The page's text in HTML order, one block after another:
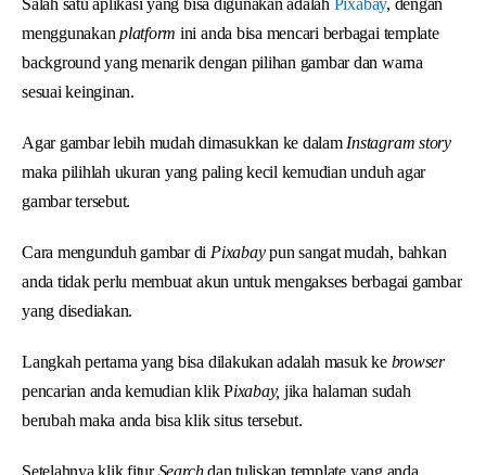
menggunakan platform ini anda bisa mencari berbagai template
background yang menarik dengan pilihan gambar dan warna
sesuai keinginan.
Agar gambar lebih mudah dimasukkan ke dalamInstagram story
maka pilihlah ukuran yang paling kecil kemudian unduh agar
gambar tersebut.
Cara mengunduh gambar di Pixabaypun sangat mudah, bahkan
anda tidak perlu membuat akun untuk mengakses berbagai gambar
yang disediakan.
Langkah pertama yang bisa dilakukan adalah masuk ke browser
pencarian anda kemudian klik Pixabay, jika halaman sudah
berubah maka anda bisa klik situs tersebut.
Setelahnya klik fiturSearchdan tuliskan template yang anda